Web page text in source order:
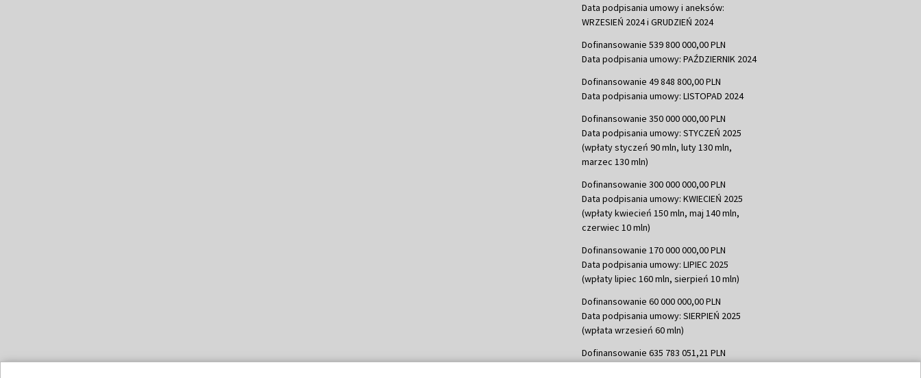
Data podpisania umowy i aneksów:
WRZESIEŃ 2024 i GRUDZIEŃ 2024
Dofinansowanie 539 800 000,00 PLN
Data podpisania umowy: PAŹDZIERNIK 2024
Dofinansowanie 49 848 800,00 PLN
Data podpisania umowy: LISTOPAD 2024
Dofinansowanie 350 000 000,00 PLN
Data podpisania umowy: STYCZEŃ 2025
(wpłaty styczeń 90 mln, luty 130 mln,
marzec 130 mln)
Dofinansowanie 300 000 000,00 PLN
Data podpisania umowy: KWIECIEŃ 2025
(wpłaty kwiecień 150 mln, maj 140 mln,
czerwiec 10 mln)
Dofinansowanie 170 000 000,00 PLN
Data podpisania umowy: LIPIEC 2025
(wpłaty lipiec 160 mln, sierpień 10 mln)
Dofinansowanie 60 000 000,00 PLN
Data podpisania umowy: SIERPIEŃ 2025
(wpłata wrzesień 60 mln)
Dofinansowanie 635 783 051,21 PLN